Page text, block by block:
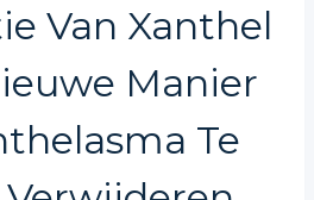
Van Xanthel
Manier
Te